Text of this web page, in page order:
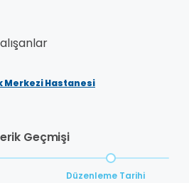
Merkezi Hastanesi
Geçmişi
Düzenleme Tarihi